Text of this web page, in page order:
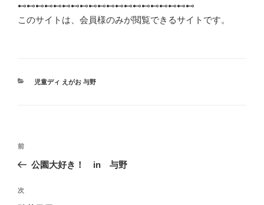
⊷⊷⊷⊷⊷⊷⊷⊷⊷⊷⊷⊷⊷⊷⊷⊷⊷⊷⊷⊷
このサイトは、会員様のみが閲覧できるサイトです。
カ
児童ディ えがお 与野
投
ビ
過
去
投
前
公園大好き！ in 与野
次
次